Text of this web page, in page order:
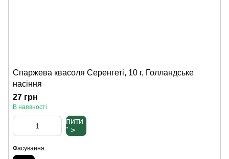
Спаржева квасоля Серенгеті, 10 г, Голландське
насіння
27 грн
В наявності
Купити
" >
Фасування